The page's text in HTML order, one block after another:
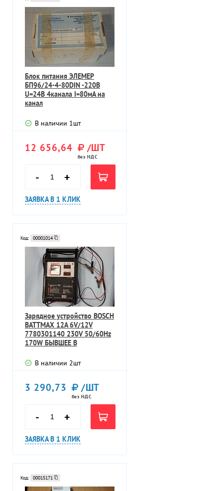
Блок питания ЭЛЕМЕР
БП96/24-4-80DIN -220В
U=24В 4канала I=80мА на
канал
В наличии 1шт
12 656,64 /ШТ
без НДС
- +
ЗАЯВКА В 1 КЛИК
Код: 00001014
Зарядное устройство BOSCH
BATTMAX 12А 6V/12V
7780301140 230V 50/60Hz
170W БЫВШЕЕ В
В наличии 2шт
3 290,73 /ШТ
без НДС
- +
ЗАЯВКА В 1 КЛИК
Код: 00015171